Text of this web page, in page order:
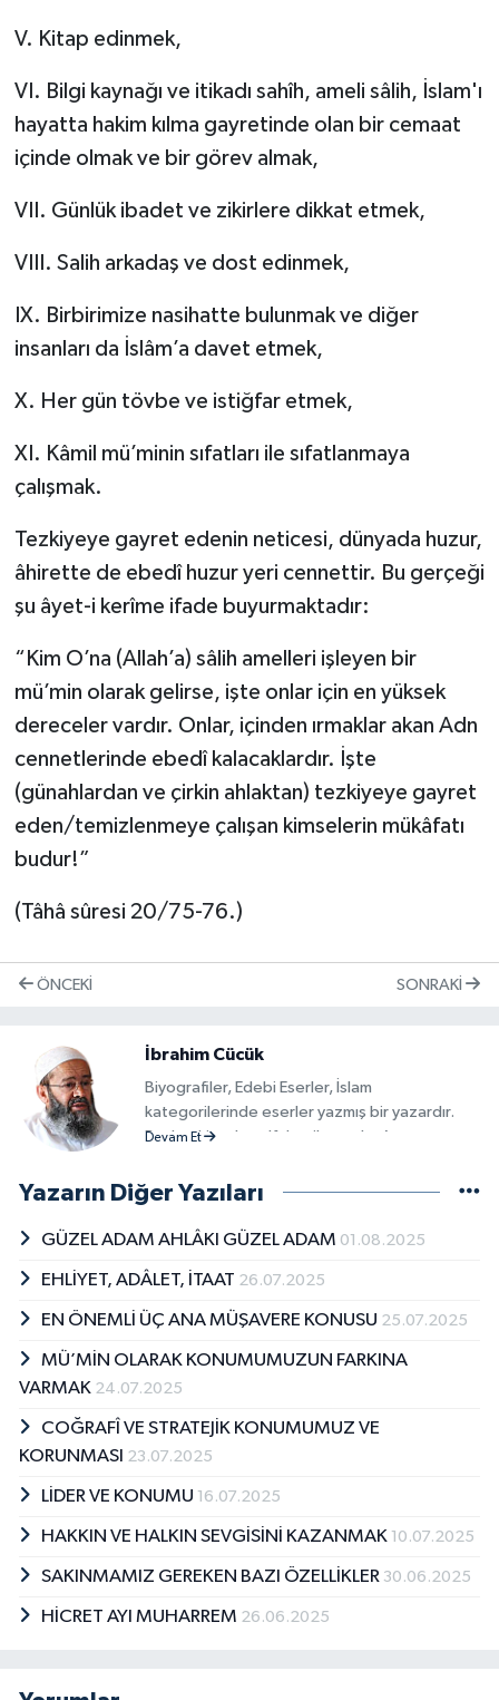
V. Kitap edinmek,
VI. Bilgi kaynağı ve itikadı sahîh, ameli sâlih, İslam'ı
hayatta hakim kılma gayretinde olan bir cemaat
içinde olmak ve bir görev almak,
VII. Günlük ibadet ve zikirlere dikkat etmek,
VIII. Salih arkadaş ve dost edinmek,
IX. Birbirimize nasihatte bulunmak ve diğer
insanları da İslâm’a davet etmek,
X. Her gün tövbe ve istiğfar etmek,
XI. Kâmil mü’minin sıfatları ile sıfatlanmaya
çalışmak.
Tezkiyeye gayret edenin neticesi, dünyada huzur,
âhirette de ebedî huzur yeri cennettir. Bu gerçeği
şu âyet-i kerîme ifade buyurmaktadır:
“Kim O’na (Allah’a) sâlih amelleri işleyen bir
mü’min olarak gelirse, işte onlar için en yüksek
dereceler vardır. Onlar, içinden ırmaklar akan Adn
cennetlerinde ebedî kalacaklardır. İşte
(günahlardan ve çirkin ahlaktan) tezkiyeye gayret
eden/temizlenmeye çalışan kimselerin mükâfatı
budur!”
(Tâhâ sûresi 20/75-76.)
ÖNCEKI SONRAKI
İbrahim Cücük
Biyografiler, Edebi Eserler, İslam
kategorilerinde eserler yazmış bir yazardır.
Başlıca kitapları alfabetik sırayla; Ayet ve
Hadislerle Peygamberimiz, Kamil
Mü&#039;min Olmak İsteyenlere Rehber
olarak sayılabilir.
Devam Et
Yazarın Diğer Yazıları
GÜZEL ADAM AHLÂKI GÜZEL ADAM 01.08.2025
EHLİYET, ADÂLET, İTAAT 26.07.2025
EN ÖNEMLİ ÜÇ ANA MÜŞAVERE KONUSU 25.07.2025
MÜ’MİN OLARAK KONUMUMUZUN FARKINA
VARMAK 24.07.2025
COĞRAFÎ VE STRATEJİK KONUMUMUZ VE
KORUNMASI 23.07.2025
LİDER VE KONUMU 16.07.2025
HAKKIN VE HALKIN SEVGİSİNİ KAZANMAK 10.07.2025
SAKINMAMIZ GEREKEN BAZI ÖZELLİKLER 30.06.2025
HİCRET AYI MUHARREM 26.06.2025